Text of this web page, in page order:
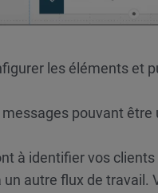
les éléments et
messages pouvant
à identifier vos
autre flux de travail.